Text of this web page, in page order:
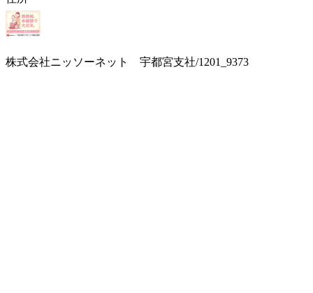
株式会社ニッソーネット 宇都宮支社/1201_9373